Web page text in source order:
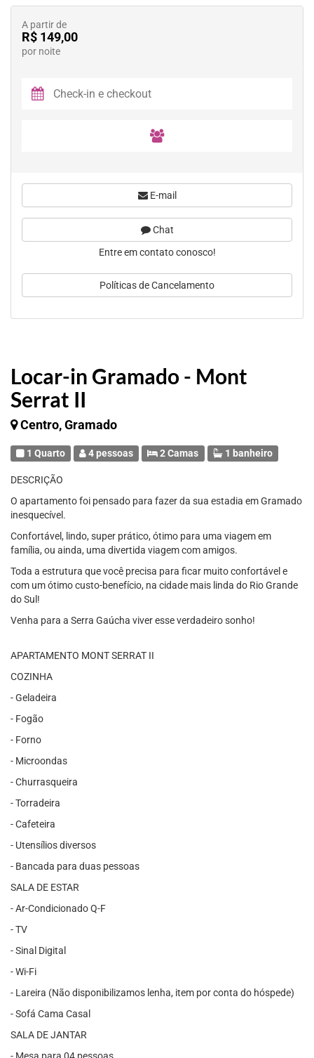
Locar-in Gramado - Mont
Serrat II
Centro, Gramado
1 Quarto 4 pessoas 2 Camas 1 banheiro
DESCRIÇÃO
O apartamento foi pensado para fazer da sua estadia em Gramado
inesquecível.
Confortável, lindo, super prático, ótimo para uma viagem em
família, ou ainda, uma divertida viagem com amigos.
Toda a estrutura que você precisa para ficar muito confortável e
com um ótimo custo-benefício, na cidade mais linda do Rio Grande
do Sul!
Venha para a Serra Gaúcha viver esse verdadeiro sonho!
APARTAMENTO MONT SERRAT II
COZINHA
- Geladeira
- Fogão
- Forno
- Microondas
- Churrasqueira
- Torradeira
- Cafeteira
- Utensílios diversos
- Bancada para duas pessoas
SALA DE ESTAR
- Ar-Condicionado Q-F
- TV
- Sinal Digital
- Wi-Fi
- Lareira (Não disponibilizamos lenha, item por conta do hóspede)
- Sofá Cama Casal
SALA DE JANTAR
A partir de
R$ 149,00
por noite
E-mail
Chat
Entre em contato conosco!
Políticas de Cancelamento